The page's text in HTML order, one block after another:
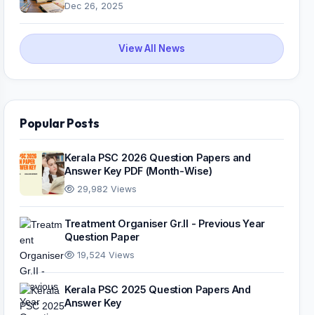
Dec 26, 2025
View All News
Popular Posts
Kerala PSC 2026 Question Papers and
Answer Key PDF (Month-Wise)
29,982 Views
Treatment Organiser Gr.II - Previous Year
Question Paper
19,524 Views
Kerala PSC 2025 Question Papers And
Answer Key